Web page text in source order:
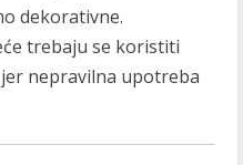
dekorativne.
trebaju se koristiti
nepravilna upotreba